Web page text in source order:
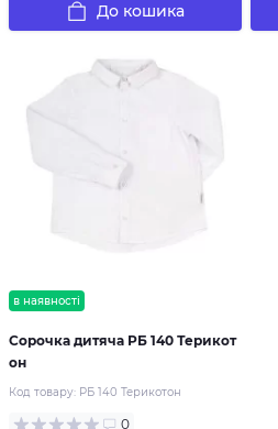
До кошика
в наявності
Сорочка дитяча РБ 140 Терикот
он
Код товару: РБ 140 Терикотон
0